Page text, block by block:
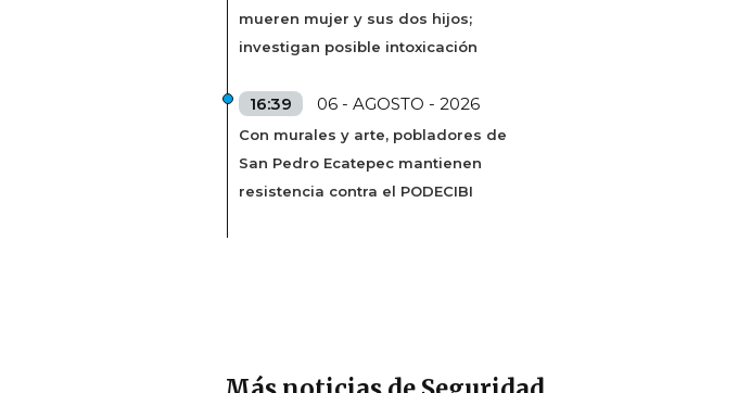
mueren mujer y sus dos hijos;
investigan posible intoxicación
16:39 06 - AGOSTO - 2026
Con murales y arte, pobladores de
San Pedro Ecatepec mantienen
resistencia contra el PODECIBI